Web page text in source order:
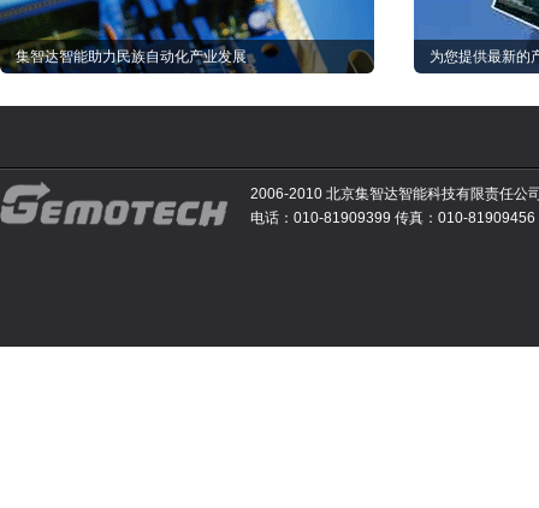
集智达智能助力民族自动化产业发展 为您提供最新的
2006-2010 北京集智达智能科技有限责任公
电话：010-81909399 传真：010-